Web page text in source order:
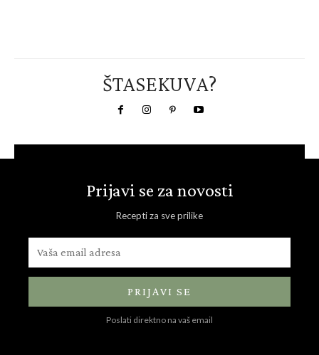
ŠTASEKUVA?
Prijavi se za novosti
Recepti za sve prilike
PRIJAVI SE
Poslati direktno na vaš email